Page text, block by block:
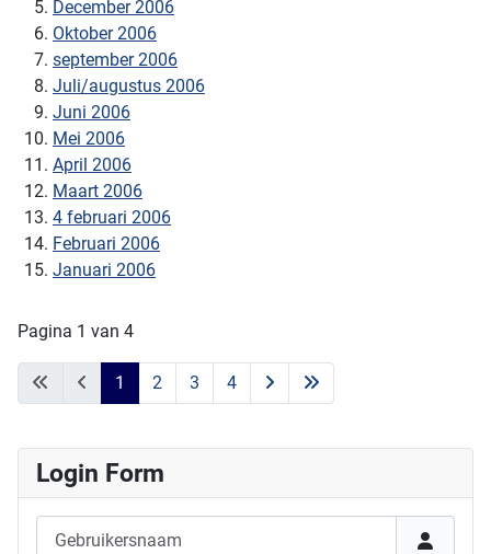
December 2006
Oktober 2006
september 2006
Juli/augustus 2006
Juni 2006
Mei 2006
April 2006
Maart 2006
4 februari 2006
Februari 2006
Januari 2006
Pagina 1 van 4
1 2 3 4
Login Form